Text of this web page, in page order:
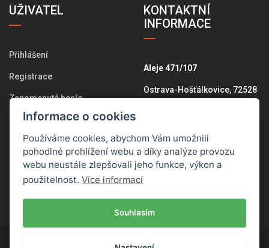
UŽIVATEL
Přihlášení
Registrace
Zapomenuté heslo
Změna osobních údajů
Historie objednávek
KONTAKTNÍ
INFORMACE
Aleje 471/107
Ostrava-Hošťálkovice, 72528
info@pletemesi.cz
Pletemesi.cz, Všechna práva vyhrazena.
Informace o cookies
Používáme cookies, abychom Vám umožnili
pohodlné prohlížení webu a díky analýze provozu
webu neustále zlepšovali jeho funkce, výkon a
použitelnost.Více informací
Souhlasím